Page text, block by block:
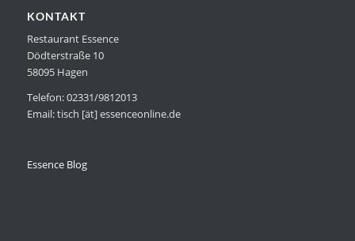
KONTAKT
Restaurant Essence
Dödterstraße 10
58095 Hagen
Telefon: 02331/9812013
Email: tisch [ät] essenceonline.de
Essence Blog